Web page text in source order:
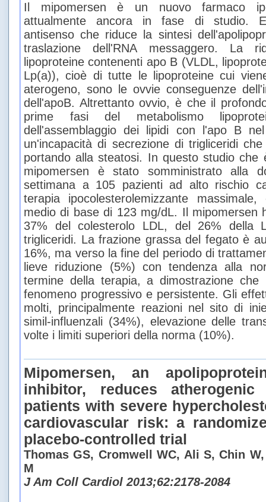
Il mipomersen è un nuovo farmaco
attualmente ancora in fase di studio.
antisenso che riduce la sintesi
traslazione dell'RNA messaggero. La
lipoproteine contenenti apo B (VLDL,
Lp(a)), cioè di tutte le lipoproteine cui
aterogeno, sono le ovvie conseguenze
dell'apoB. Altrettanto ovvio, è che il
prime fasi del metabolismo
dell'assemblaggio dei lipidi con l'apo B
un'incapacità di secrezione di trigliceridi
portando alla steatosi. In questo studio
mipomersen è stato somministrato alla
settimana a 105 pazienti ad alto rischio
terapia ipocolesterolemizzante
medio di base di 123 mg/dL. Il mipomersen
37% del colesterolo LDL, del 26% della
trigliceridi. La frazione grassa del fegato è
16%, ma verso la fine del periodo di
lieve riduzione (5%) con tendenza alla
termine della terapia, a dimostrazione
fenomeno progressivo e persistente. Gli
molti, principalmente reazioni nel sito di
simil-influenzali (34%), elevazione delle
volte i limiti superiori della norma (10%).
Mipomersen, an
inhibitor, reduces
patients with severe
cardiovascular risk: a
placebo-controlled trial
Thomas GS, Cromwell WC, Ali S, Chin
M
J Am Coll Cardiol 2013;62:2178-2084